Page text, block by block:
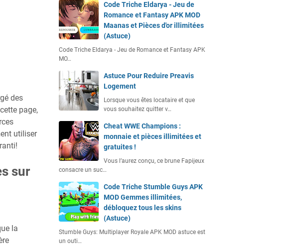
des
page,
utiliser
sur
la
Code Triche Eldarya - Jeu de
Romance et Fantasy APK MOD
Maanas et Pièces d'or illimitées
(Astuce)
Code Triche Eldarya - Jeu de Romance et Fantasy APK
MO…
Astuce Pour Reduire Preavis
Logement
Lorsque vous êtes locataire et que
vous souhaitez quitter v…
Cheat WWE Champions :
monnaie et pièces illimitées et
gratuites !
Vous l’aurez conçu, ce brune Fapijeux
consacre un suc…
Code Triche Stumble Guys APK
MOD Gemmes illimitées,
débloquez tous les skins
(Astuce)
Stumble Guys: Multiplayer Royale APK MOD astuce est
un outi…